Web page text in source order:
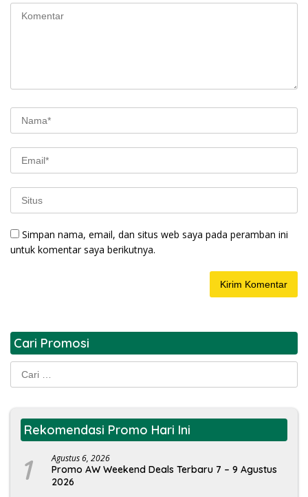
Simpan nama, email, dan situs web saya pada peramban ini
untuk komentar saya berikutnya.
Cari Promosi
Cari
untuk:
Rekomendasi Promo Hari Ini
1 Agustus 6, 2026
Promo AW Weekend Deals Terbaru 7 – 9 Agustus
2026